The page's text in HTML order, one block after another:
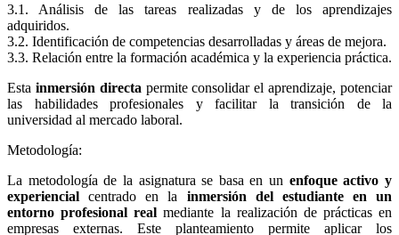
3.1. Análisis de las tareas realizadas y de los aprendizajes
adquiridos.
3.2. Identificación de competencias desarrolladas y áreas de mejora.
3.3. Relación entre la formación académica y la experiencia práctica.
Esta inmersión directa permite consolidar el aprendizaje, potenciar
las habilidades profesionales y facilitar la transición de la
universidad al mercado laboral.
Metodología:
La metodología de la asignatura se basa en un enfoque activo y
experiencial centrado en la inmersión del estudiante en un
entorno profesional real mediante la realización de prácticas en
empresas externas. Este planteamiento permite aplicar los